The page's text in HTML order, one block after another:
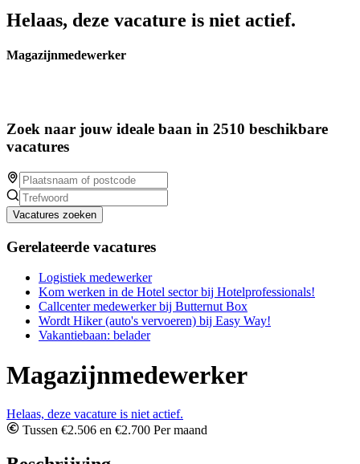
Helaas, deze vacature is niet actief.
Magazijnmedewerker
Zoek naar jouw ideale baan in 2510 beschikbare
vacatures
Vacatures zoeken
Gerelateerde vacatures
Logistiek medewerker
Kom werken in de Hotel sector bij Hotelprofessionals!
Callcenter medewerker bij Butternut Box
Wordt Hiker (auto's vervoeren) bij Easy Way!
Vakantiebaan: belader
Magazijnmedewerker
Helaas, deze vacature is niet actief.
Tussen €2.506 en €2.700 Per maand